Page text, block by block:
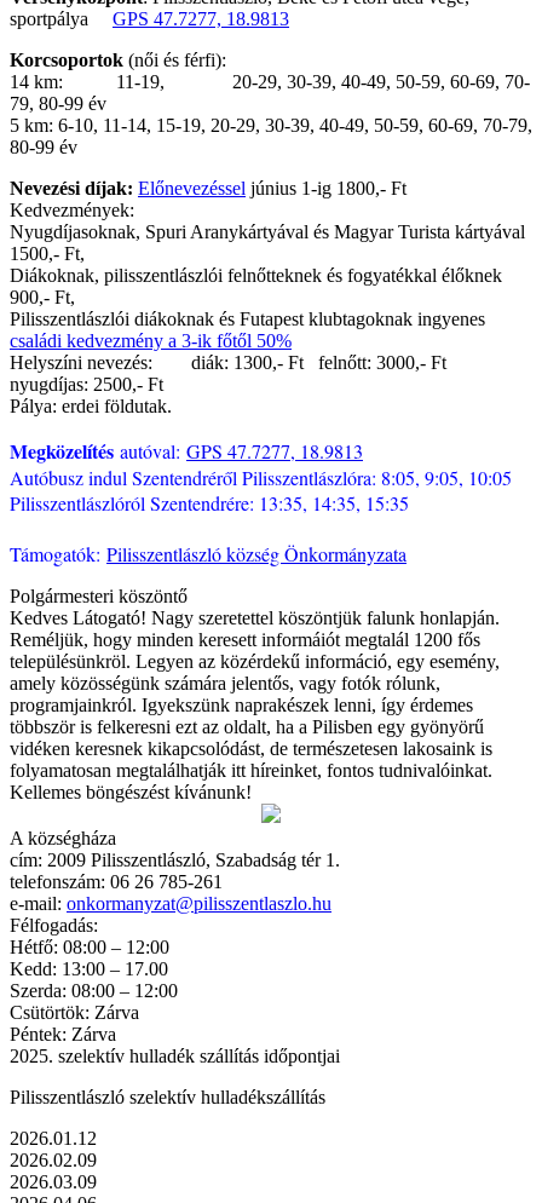
sportpálya GPS 47.7277, 18.9813
Korcsoportok (női és férfi):
14 km: 11-19, 20-29, 30-39, 40-49, 50-59, 60-69, 70-
79, 80-99 év
5 km: 6-10, 11-14, 15-19, 20-29, 30-39, 40-49, 50-59, 60-69, 70-79,
80-99 év
Nevezési díjak: Előnevezéssel június 1-ig 1800,- Ft
Kedvezmények:
Nyugdíjasoknak, Spuri Aranykártyával és Magyar Turista kártyával
1500,- Ft,
Diákoknak, pilisszentlászlói felnőtteknek és fogyatékkal élőknek
900,- Ft,
Pilisszentlászlói diákoknak és Futapest klubtagoknak ingyenes
családi kedvezmény a 3-ik főtől 50%
Helyszíni nevezés: diák: 1300,- Ft felnőtt: 3000,- Ft
nyugdíjas: 2500,- Ft
Pálya: erdei földutak.
Megközelítés autóval: GPS 47.7277, 18.9813
Autóbusz indul Szentendréről Pilisszentlászlóra: 8:05, 9:05, 10:05
Pilisszentlászlóról Szentendrére: 13:35, 14:35, 15:35
Támogatók: Pilisszentlászló község Önkormányzata
Polgármesteri köszöntő
Kedves Látogató! Nagy szeretettel köszöntjük falunk honlapján.
Reméljük, hogy minden keresett informáiót megtalál 1200 fős
településünkröl. Legyen az közérdekű információ, egy esemény,
amely közösségünk számára jelentős, vagy fotók rólunk,
programjainkról. Igyekszünk naprakészek lenni, így érdemes
többször is felkeresni ezt az oldalt, ha a Pilisben egy gyönyörű
vidéken keresnek kikapcsolódást, de természetesen lakosaink is
folyamatosan megtalálhatják itt híreinket, fontos tudnivalóinkat.
Kellemes böngészést kívánunk!
A községháza
cím: 2009 Pilisszentlászló, Szabadság tér 1.
telefonszám: 06 26 785-261
e-mail: onkormanyzat@pilisszentlaszlo.hu
Félfogadás:
Hétfő: 08:00 – 12:00
Kedd: 13:00 – 17.00
Szerda: 08:00 – 12:00
Csütörtök: Zárva
Péntek: Zárva
2025. szelektív hulladék szállítás időpontjai
Pilisszentlászló szelektív hulladékszállítás
2026.01.12
2026.02.09
2026.03.09